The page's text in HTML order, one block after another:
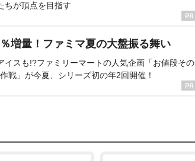
ちが頂点を目指す
増量！ファミマ夏の大盤振る舞い
イスも!?ファミリーマートの人気企画「お値段その
戦」が今夏、シリーズ初の年2回開催！